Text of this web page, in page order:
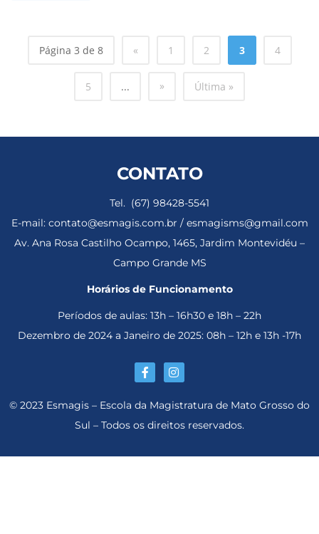
Página 3 de 8 « 1 2 3 4
5 ... » Última »
CONTATO
Tel. (67) 98428-5541
E-mail: contato@esmagis.com.br / esmagisms@gmail.com
Av. Ana Rosa Castilho Ocampo, 1465, Jardim Montevidéu –
Campo Grande MS
Horários de Funcionamento
Períodos de aulas: 13h – 16h30 e 18h – 22h
Dezembro de 2024 a Janeiro de 2025: 08h – 12h e 13h -17h
© 2023 Esmagis – Escola da Magistratura de Mato Grosso do
Sul – Todos os direitos reservados.